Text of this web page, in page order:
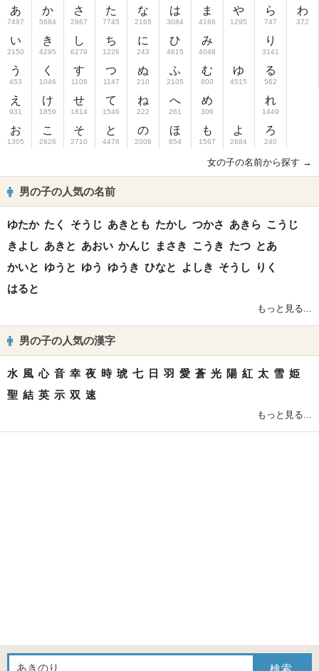
あ
7497
い
2150
う
453
え
931
お
1305
か
5684
き
4295
く
1046
け
1859
こ
2826
さ
2867
し
6279
す
1108
せ
1814
そ
2710
た
7745
ち
1226
つ
1147
て
1546
と
4476
な
2165
に
243
ぬ
210
ね
222
の
2008
は
3084
ひ
4615
ふ
2105
へ
261
ほ
654
ま
4166
み
4048
む
800
め
306
も
1567
や
1295
ゆ
4515
よ
2684
ら
747
り
3141
る
562
れ
1449
ろ
240
わ
372
女の子の名前から探す →
男の子の人気の名前
ゆたか たく そうじ あきとも たかし つかさ あきら こうじ
きよし あきと あおい かんじ まさき こうき たつ とあ
かいと ゆうと ゆう ゆうき ひなと よしき そうし
りく
はると
もっと見る...
男の子の人気の漢字
水 風 心 音 幸 夜 時 琥 七 日 羽 愛 蒼 光 陽 紅 太 雪 姫
聖 結 英 示 双 速
もっと見る...